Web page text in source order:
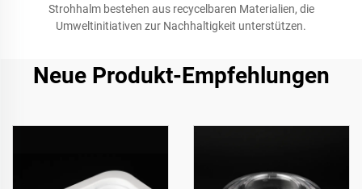
Strohhalm bestehen aus recycelbaren Materialien, die
Umweltinitiativen zur Nachhaltigkeit unterstützen.
Neue Produkt-Empfehlungen